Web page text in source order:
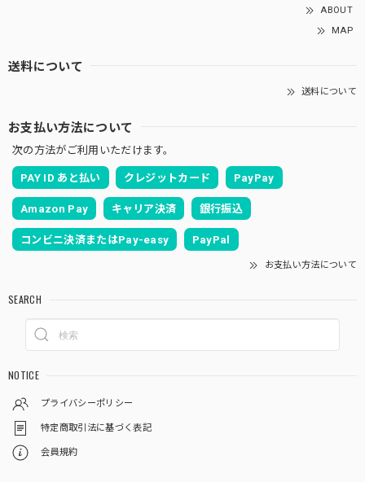
ABOUT
MAP
送料について
送料について
お支払い方法について
次の方法がご利用いただけます。
PAY ID あと払い クレジットカード PayPay
Amazon Pay キャリア決済 銀行振込
コンビニ決済またはPay-easy PayPal
お支払い方法について
SEARCH
NOTICE
プライバシーポリシー
特定商取引法に基づく表記
会員規約